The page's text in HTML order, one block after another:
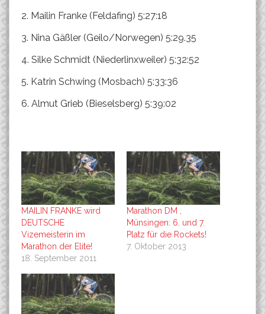
2. Mailin Franke (Feldafing) 5:27:18
3. Nina Gäßler (Geilo/Norwegen) 5:29.35
4. Silke Schmidt (Niederlinxweiler) 5:32:52
5. Katrin Schwing (Mosbach) 5:33:36
6. Almut Grieb (Bieselsberg) 5:39:02
MAILIN FRANKE wird
DEUTSCHE
Vizemeisterin im
Marathon der Elite!
18. September 2011
Marathon DM ,
Münsingen: 6. und 7.
Platz für die Rockets!
7. Oktober 2013